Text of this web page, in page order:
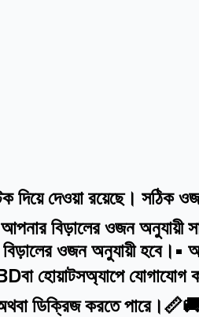
দেওয়া রয়েছে। সঠিক
বিড়ালের ওজন অনুযায়ী
ওজন অনুযায়ী হবে।•
হোয়াটসঅ্যাপে যোগাযোগ
ডিক্রিজ করতে